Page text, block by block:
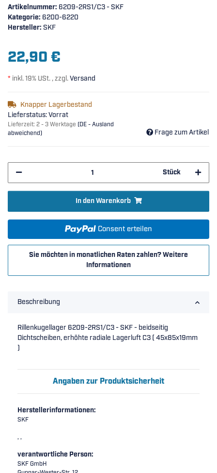
Artikelnummer: 6209-2RS1/C3 - SKF
Kategorie: 6200-6220
Hersteller: SKF
22,90 €
* inkl. 19% USt. , zzgl.Versand
Knapper Lagerbestand
Lieferstatus: Vorrat
Lieferzeit: 2 - 3 Werktage (DE - Ausland
abweichend)
Frage zum Artikel
Stück
In den Warenkorb
Consent erteilen
Sie möchten in monatlichen Raten zahlen?Weitere
Informationen
Beschreibung
Rillenkugellager 6209-2RS1/C3 - SKF - beidseitig
Dichtscheiben, erhöhte radiale Lagerluft C3 ( 45x85x19mm
)
Angaben zur Produktsicherheit
Herstellerinformationen:
SKF
, ,
verantwortliche Person:
SKF GmbH